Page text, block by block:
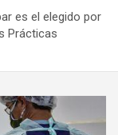
es el elegido por
Prácticas